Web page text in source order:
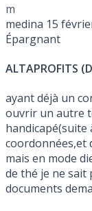
m
medina 15
Épargnant
ALTAPROFITS
ayant déjà un
ouvrir un autre
handicapé(suite
coordonnées,et
mais en mode
de thé je ne sait
documents